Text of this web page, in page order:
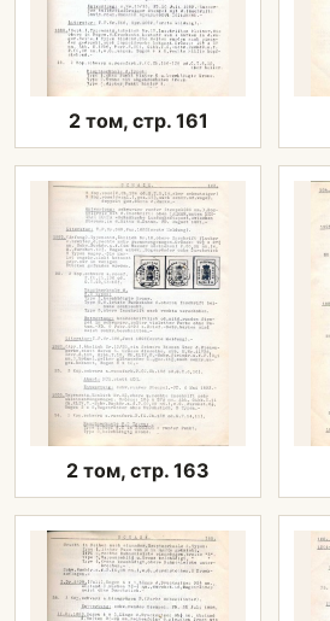
2 том, стр. 161
2 том, стр. 163